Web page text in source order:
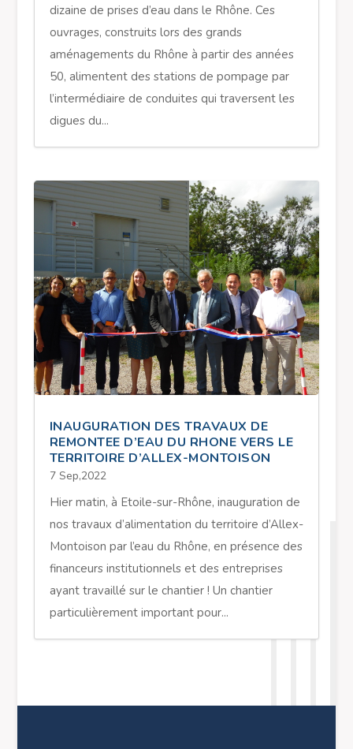
dizaine de prises d’eau dans le Rhône. Ces
ouvrages, construits lors des grands
aménagements du Rhône à partir des années
50, alimentent des stations de pompage par
l’intermédiaire de conduites qui traversent les
digues du...
INAUGURATION DES TRAVAUX DE
REMONTEE D’EAU DU RHONE VERS LE
TERRITOIRE D’ALLEX-MONTOISON
7 Sep,2022
Hier matin, à Etoile-sur-Rhône, inauguration de
nos travaux d’alimentation du territoire d’Allex-
Montoison par l’eau du Rhône, en présence des
financeurs institutionnels et des entreprises
ayant travaillé sur le chantier ! Un chantier
particulièrement important pour...